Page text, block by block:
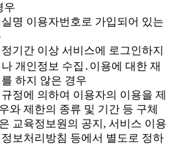
우
실명 이용자번호로 가입되어 있는
기간 이상 서비스에 로그인하지
개인정보 수집․이용에 대한 재
하지 않은 경우
정에 의하여 이용자의 이용을 제
와 제한의 종류 및 기간 등 구체
교육정보원의 공지, 서비스 이용
보처리방침 등에서 별도로 정하